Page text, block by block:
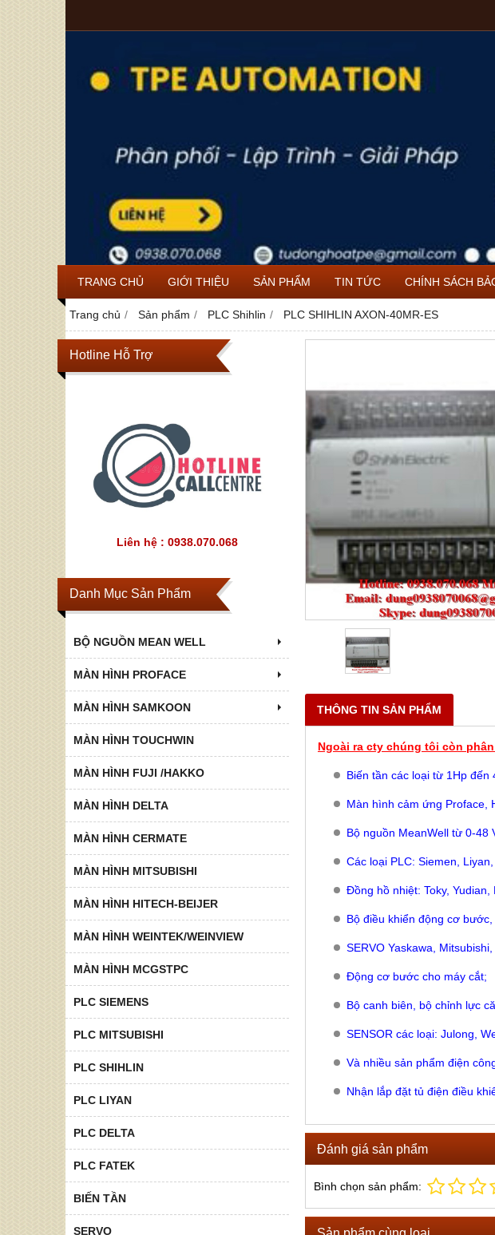
TRANG CHỦ GIỚI THIỆU SẢN PHẨM TIN TỨC CHÍNH SÁCH
Trang chủ Sản phẩm PLC Shihlin PLC SHIHLIN AXON-40MR-ES
Hotline Hỗ Trợ
Liên hệ : 0938.070.068
Danh Mục Sản Phẩm
BỘ NGUỒN MEAN WELL
MÀN HÌNH PROFACE
MÀN HÌNH SAMKOON
MÀN HÌNH TOUCHWIN
MÀN HÌNH FUJI /HAKKO
MÀN HÌNH DELTA
MÀN HÌNH CERMATE
MÀN HÌNH MITSUBISHI
MÀN HÌNH HITECH-BEIJER
MÀN HÌNH WEINTEK/WEINVIEW
MÀN HÌNH MCGSTPC
PLC SIEMENS
PLC MITSUBISHI
PLC SHIHLIN
PLC LIYAN
PLC DELTA
PLC FATEK
BIẾN TẦN
SERVO
THÔNG TIN SẢN PHẨM
Ngoài ra cty chúng tôi còn
Biến tần các loại từ 1Hp
Màn hình cảm ứng Proface,
Bộ nguồn MeanWell từ 0-48
Các loại PLC: Siemen,
Đồng hồ nhiệt: Toky, Yudian,
Bộ điều khiển động cơ bước,
SERVO Yaskawa, Mitsubishi,
Động cơ bước cho máy cắt;
Bộ canh biên, bộ chỉnh lực
SENSOR các loại: Julong,
Và nhiều sản phẩm điện
Nhận lắp đặt tủ điện điều
Đánh giá sản phẩm
Bình chọn sản phẩm: